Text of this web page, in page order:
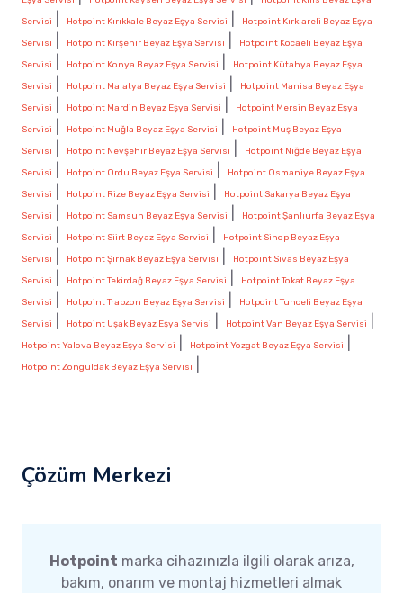
Servisi
Hotpoint Kırıkkale Beyaz Eşya Servisi
Hotpoint Kırklareli Beyaz Eşya
Servisi
Hotpoint Kırşehir Beyaz Eşya Servisi
Hotpoint Kocaeli Beyaz Eşya
Servisi
Hotpoint Konya Beyaz Eşya Servisi
Hotpoint Kütahya Beyaz Eşya
Servisi
Hotpoint Malatya Beyaz Eşya Servisi
Hotpoint Manisa Beyaz Eşya
Servisi
Hotpoint Mardin Beyaz Eşya Servisi
Hotpoint Mersin Beyaz Eşya
Servisi
Hotpoint Muğla Beyaz Eşya Servisi
Hotpoint Muş Beyaz Eşya
Servisi
Hotpoint Nevşehir Beyaz Eşya Servisi
Hotpoint Niğde Beyaz Eşya
Servisi
Hotpoint Ordu Beyaz Eşya Servisi
Hotpoint Osmaniye Beyaz Eşya
Servisi
Hotpoint Rize Beyaz Eşya Servisi
Hotpoint Sakarya Beyaz Eşya
Servisi
Hotpoint Samsun Beyaz Eşya Servisi
Hotpoint Şanlıurfa Beyaz Eşya
Servisi
Hotpoint Siirt Beyaz Eşya Servisi
Hotpoint Sinop Beyaz Eşya
Servisi
Hotpoint Şırnak Beyaz Eşya Servisi
Hotpoint Sivas Beyaz Eşya
Servisi
Hotpoint Tekirdağ Beyaz Eşya Servisi
Hotpoint Tokat Beyaz Eşya
Servisi
Hotpoint Trabzon Beyaz Eşya Servisi
Hotpoint Tunceli Beyaz Eşya
Servisi
Hotpoint Uşak Beyaz Eşya Servisi Hotpoint Van Beyaz Eşya Servisi
Hotpoint Yalova Beyaz Eşya Servisi Hotpoint Yozgat Beyaz Eşya Servisi
Hotpoint Zonguldak Beyaz Eşya Servisi
Çözüm Merkezi
Hotpoint marka cihazınızla ilgili olarak arıza,
bakım, onarım ve montaj hizmetleri almak